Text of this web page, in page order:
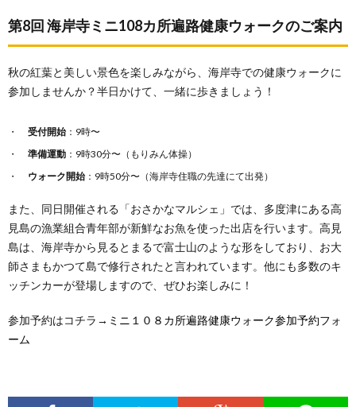
第8回 海岸寺ミニ108カ所遍路健康ウォークのご案内
秋の紅葉と美しい景色を楽しみながら、海岸寺での健康ウォークに
参加しませんか？半日かけて、一緒に歩きましょう！
受付開始 ：9時〜
準備運動 ：9時30分〜（もりみん体操）
ウォーク開始 ：9時50分〜（海岸寺住職の先達にて出発）
また、同日開催される「おさかなマルシェ」では、多度津にある高
見島の漁業組合青年部が新鮮なお魚を使った出店を行います。高見
島は、海岸寺から見るとまるで富士山のような形をしており、お大
師さまもかつて島で修行されたと言われています。他にも多数のキ
ッチンカーが登場しますので、ぜひお楽しみに！
参加予約はコチラ→ ミニ１０８カ所遍路健康ウォーク参加予約フォ
ーム